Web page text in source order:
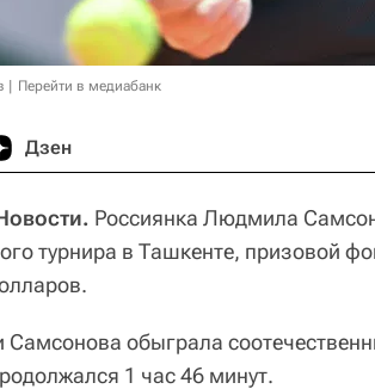
Перейти в медиабанк
Дзен
Россиянка Людмила
турнира в Ташкенте, призовой
обыграла
1 час 46 минут.